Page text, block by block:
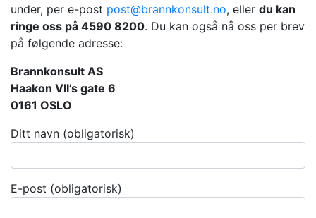
under, per e-post post@brannkonsult.no, eller du kan
ringe oss på 4590 8200. Du kan også nå oss per brev
på følgende adresse:
Brannkonsult AS
Haakon VII’s gate 6
0161 OSLO
Ditt navn (obligatorisk)
E-post (obligatorisk)